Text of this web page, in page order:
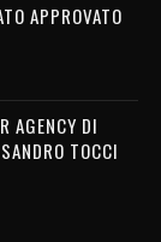
APPROVATO
AGENCY DI
TOCCI